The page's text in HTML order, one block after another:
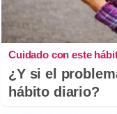
Cuidado con este
¿Y si el
hábito diario?